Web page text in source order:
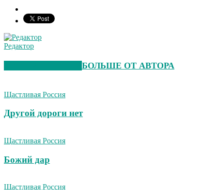
Редактор
БОЛЬШЕ ОТ АВТОРА
Щастливая Россия
Другой дороги нет
Щастливая Россия
Божий дар
Щастливая Россия